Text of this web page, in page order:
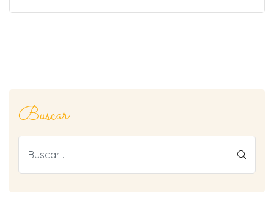
Buscar